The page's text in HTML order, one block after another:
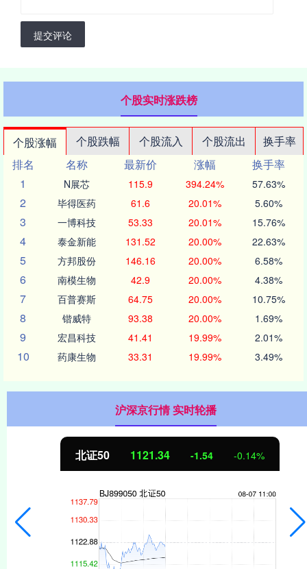
提交评论
个股实时涨跌榜
个股涨幅 个股跌幅 个股流入 个股流出
换手率
排名
名称 最新价 涨幅
换手率
1
N展芯 115.9 394.24% 57.63%
2 毕得医药 61.6 20.01% 5.60%
3 一博科技 53.33 20.01% 15.76%
4 泰金新能 131.52 20.00% 22.63%
5 方邦股份 146.16 20.00% 6.58%
6 南模生物 42.9 20.00% 4.38%
7 百普赛斯 64.75 20.00% 10.75%
8 锴威特 93.38 20.00% 1.69%
9 宏昌科技 41.41 19.99% 2.01%
10 药康生物 33.31 19.99% 3.49%
沪深京行情 实时轮播
北证50 1121.34 -1.54 -0.14%